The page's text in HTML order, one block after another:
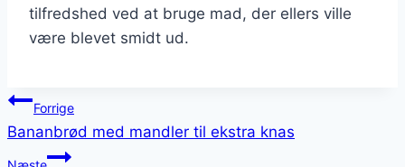
tilfredshed ved at bruge mad, der ellers ville
være blevet smidt ud.
Indlægsnavigation
Forrige
Bananbrød med mandler til ekstra knas